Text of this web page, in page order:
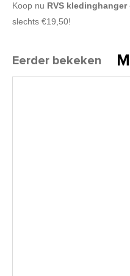
Koop nu RVS kledinghanger
slechts €19,50!
Eerder bekeken